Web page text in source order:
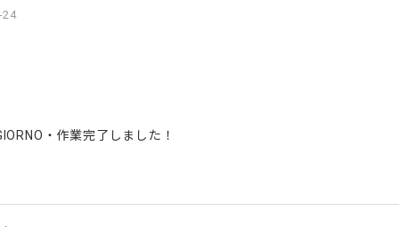
24
・作業完了しました！